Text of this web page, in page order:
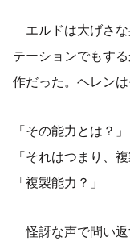
エルドは大げさ
テーションでもす
作だった。ヘレン
「その能力とは？」
「それはつまり、
「複製能力？」
怪訝な声で問い